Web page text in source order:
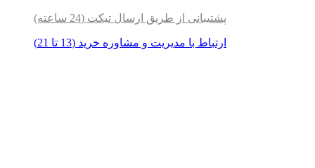
پشتیبانی از طریق ارسال تیکت (24 ساعته)
ارتباط با مدیریت و مشاوره خرید (13 تا 21)